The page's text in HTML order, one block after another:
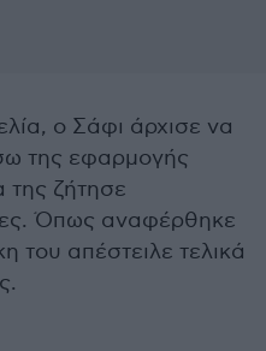
ο Σάφι άρχισε να
της εφαρμογής
της ζήτησε
Όπως αναφέρθηκε
του απέστειλε τελικά